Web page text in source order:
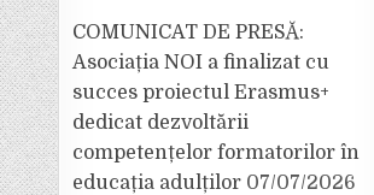
COMUNICAT DE PRESĂ:
Asociația NOI a finalizat cu
succes proiectul Erasmus+
dedicat dezvoltării
competențelor formatorilor în
educația adulților 07/07/2026